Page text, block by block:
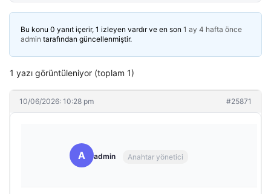
Bu konu 0 yanıt içerir, 1 izleyen vardır ve en son 1 ay 4 hafta önce
admin tarafından güncellenmiştir.
1 yazı görüntüleniyor (toplam 1)
10/06/2026: 10:28 pm #25871
A admin Anahtar yönetici